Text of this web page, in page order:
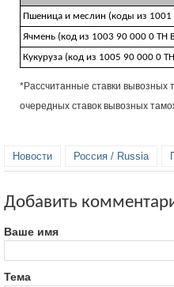
Пшеница и меслин (коды из
Ячмень (код из 1003 90 000 0 ТН
Кукуруза (код из 1005 90 000 0
*Рассчитанные ставки
очередных ставок вывозных
Новости Россия / Russia
Добавить
Ваше имя
Тема